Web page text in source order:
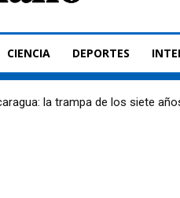
CIENCIA DEPORTES
la trampa de los siete